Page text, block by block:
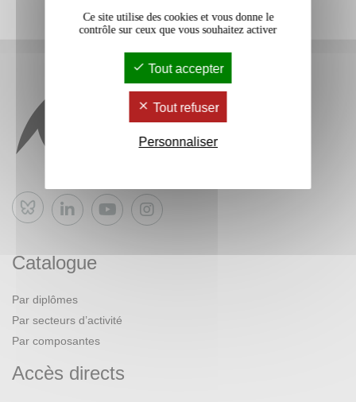
Bluesky
Catalogue
Par diplômes
Par secteurs d’activité
Par composantes
Accès directs
Ce site utilise des cookies et vous donne le
contrôle sur ceux que vous souhaitez activer
Tout accepter
Tout refuser
Personnaliser